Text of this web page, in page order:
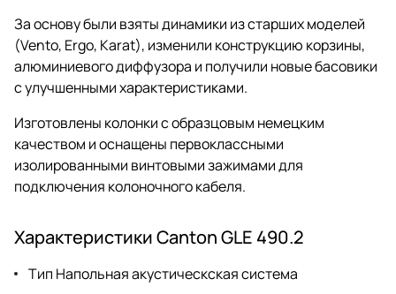
За основу были взяты динамики из старших моделей
(Vento, Ergo, Karat), изменили конструкцию корзины,
алюминиевого диффузора и получили новые басовики
с улучшенными характеристиками.
Изготовлены колонки с образцовым немецким
качеством и оснащены первоклассными
изолированными винтовыми зажимами для
подключения колоночного кабеля.
Характеристики Canton GLE 490.2
Тип Напольная акустическская система